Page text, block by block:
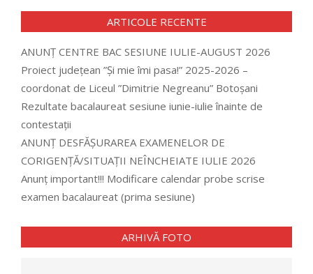
ARTICOLE RECENTE
ANUNȚ CENTRE BAC SESIUNE IULIE-AUGUST 2026
Proiect județean ”Și mie îmi pasa!” 2025-2026 –
coordonat de Liceul ”Dimitrie Negreanu” Botoșani
Rezultate bacalaureat sesiune iunie-iulie înainte de
contestații
ANUNȚ DESFĂȘURAREA EXAMENELOR DE
CORIGENȚĂ/SITUAȚII NEÎNCHEIATE IULIE 2026
Anunț important!!! Modificare calendar probe scrise
examen bacalaureat (prima sesiune)
ARHIVĂ FOTO